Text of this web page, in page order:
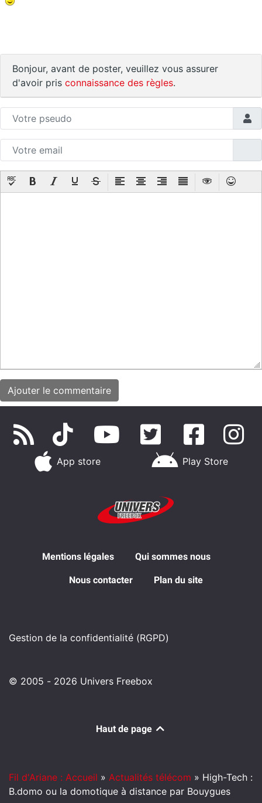
Bonjour, avant de poster, veuillez vous assurer
d'avoir pris connaissance des règles.
App store Play Store
Mentions légales Qui sommes nous
Nous contacter Plan du site
Gestion de la confidentialité (RGPD)
© 2005 - 2026 Univers Freebox
Haut de page
Fil d'Ariane : Accueil » Actualités télécom » High-Tech :
B.domo ou la domotique à distance par Bouygues